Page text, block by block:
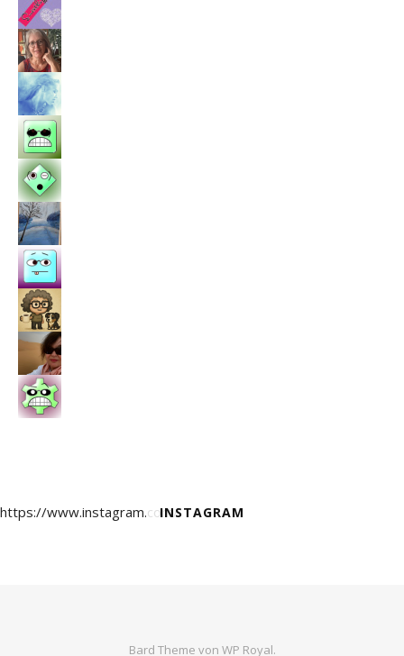
INSTAGRAM
https://www.instagram.com/
Bard Theme von WP Royal.